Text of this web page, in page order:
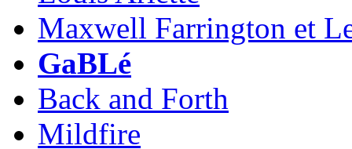
Maxwell Farrington et
GaBLé
Back and Forth
Mildfire